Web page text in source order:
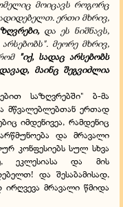
მოიცავს როგორც
ერთი მხრივ,
და ეს ნიშნავს,
მეორე მხრივ,
"იქ, სადაც არსებობს
მაინც შეგვიძლია
საზღვრებში" ბ-მა
მწვალებლებთან ერთად
იმდენივეა, რამდენიც
და მრავალი
კონფესიებს სულ სხვა
ეკლესიასა და მის
და შესაბამისად,
მრავალი წმიდა